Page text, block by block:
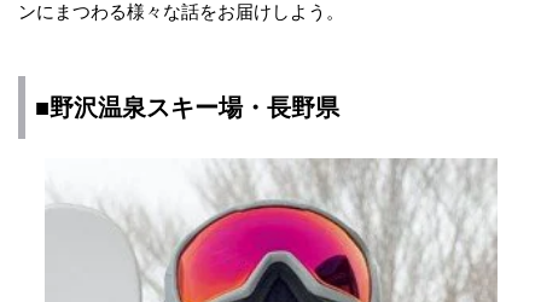
ンにまつわる様々な話をお届けしよう。
■野沢温泉スキー場・長野県